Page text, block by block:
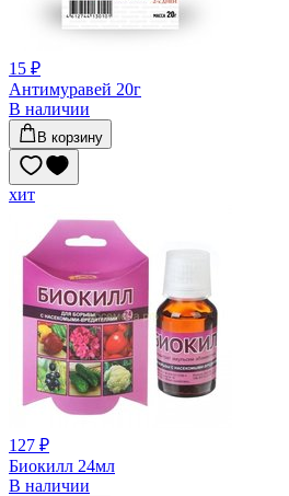
15 ₽
Антимуравей 20г
В наличии
В корзину
хит
127 ₽
Биокилл 24мл
В наличии